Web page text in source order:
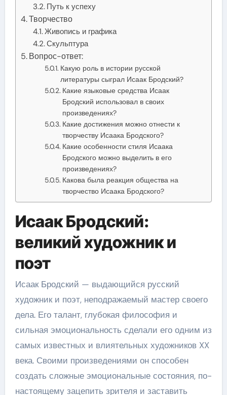
Путь к успеху
Творчество
Живопись и графика
Скульптура
Вопрос-ответ:
Какую роль в истории русской
литературы сыграл Исаак Бродский?
Какие языковые средства Исаак
Бродский использовал в своих
произведениях?
Какие достижения можно отнести к
творчеству Исаака Бродского?
Какие особенности стиля Исаака
Бродского можно выделить в его
произведениях?
Какова была реакция общества на
творчество Исаака Бродского?
Исаак Бродский:
великий художник и
поэт
Исаак Бродский — выдающийся русский
художник и поэт, неподражаемый мастер своего
дела. Его талант, глубокая философия и
сильная эмоциональность сделали его одним из
самых известных и влиятельных художников XX
века. Своими произведениями он способен
создать сложные эмоциональные состояния, по-
настоящему зацепить зрителя и заставить